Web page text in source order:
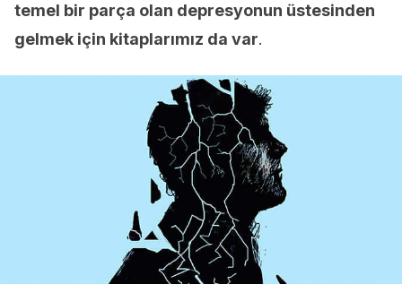
temel bir parça olan depresyonun üstesinden
gelmek için kitaplarımız da var.